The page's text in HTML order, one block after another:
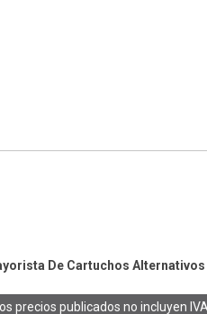
De Cartuchos
Los precios publicados no incluyen IVA